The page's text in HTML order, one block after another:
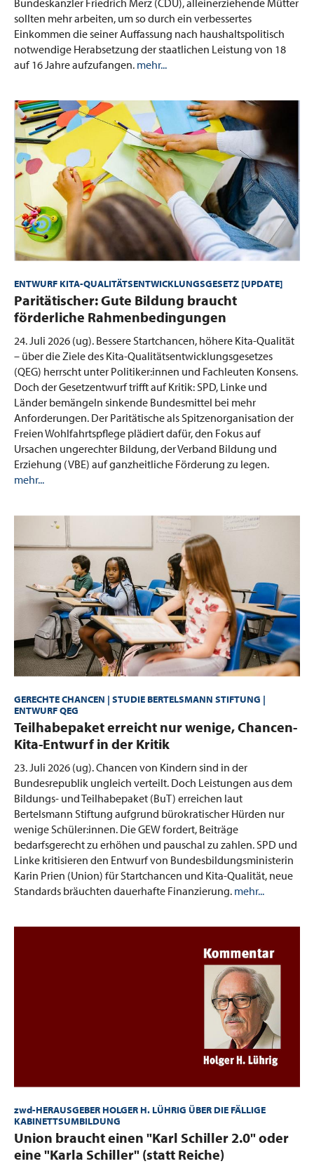
sollten mehr arbeiten, um so durch ein verbessertes
Einkommen die seiner Auffassung nach haushaltspolitisch
notwendige Herabsetzung der staatlichen Leistung von 18
auf 16 Jahre aufzufangen. mehr...
ENTWURF KITA-QUALITÄTSENTWICKLUNGSGESETZ [UPDATE]
:Paritätischer: Gute Bildung braucht
förderliche Rahmenbedingungen
24. Juli 2026 (ug). Bessere Startchancen, höhere Kita-Qualität
– über die Ziele des Kita-Qualitätsentwicklungsgesetzes
(QEG) herrscht unter Politiker:innen und Fachleuten Konsens.
Doch der Gesetzentwurf trifft auf Kritik: SPD, Linke und
Länder bemängeln sinkende Bundesmittel bei mehr
Anforderungen. Der Paritätische als Spitzenorganisation der
Freien Wohlfahrtspflege plädiert dafür, den Fokus auf
Ursachen ungerechter Bildung, der Verband Bildung und
Erziehung (VBE) auf ganzheitliche Förderung zu legen.
mehr...
GERECHTE CHANCEN | STUDIE BERTELSMANN STIFTUNG |
ENTWURF QEG
:Teilhabepaket erreicht nur wenige, Chancen-
Kita-Entwurf in der Kritik
23. Juli 2026 (ug).Chancen von Kindern sind in der
Bundesrepublik ungleich verteilt. Doch Leistungen aus dem
Bildungs- und Teilhabepaket (BuT) erreichen laut
Bertelsmann Stiftung aufgrund bürokratischer Hürden nur
wenige Schüler:innen. Die GEW fordert, Beiträge
bedarfsgerecht zu erhöhen und pauschal zu zahlen. SPD und
Linke kritisieren den Entwurf von Bundesbildungsministerin
Karin Prien (Union) für Startchancen und Kita-Qualität, neue
Standards bräuchten dauerhafte Finanzierung. mehr...
zwd-HERAUSGEBER HOLGER H. LÜHRIG ÜBER DIE FÄLLIGE
KABINETTSUMBILDUNG
:Union braucht einen "Karl Schiller 2.0" oder
eine "Karla Schiller" (statt Reiche)